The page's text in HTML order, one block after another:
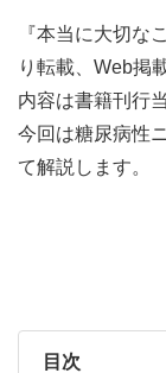
『本当に大切な
り転載、Web掲
内容は書籍刊行
今回は糖尿病性
て解説します。
目次